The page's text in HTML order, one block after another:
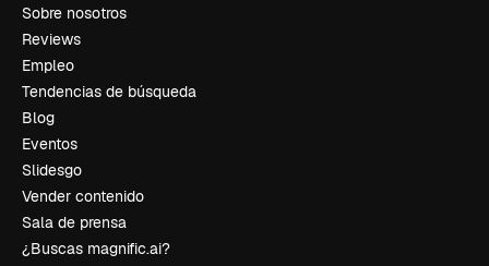
Sobre nosotros
Reviews
Empleo
Tendencias de búsqueda
Blog
Eventos
Slidesgo
Vender contenido
Sala de prensa
¿Buscas magnific.ai?